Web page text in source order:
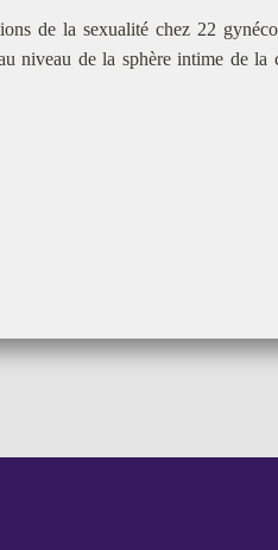
de la sexualité chez 22
niveau de la sphère intime de la